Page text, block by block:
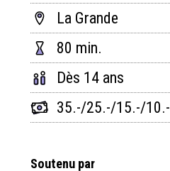
La Grande
80 min.
Dès 14 ans
35.-/25.-/15.-/10.-
Soutenu par